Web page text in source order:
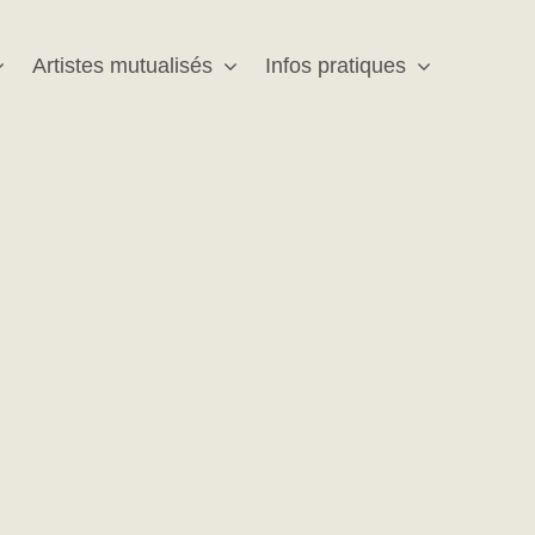
Artistes mutualisés Infos pratiques